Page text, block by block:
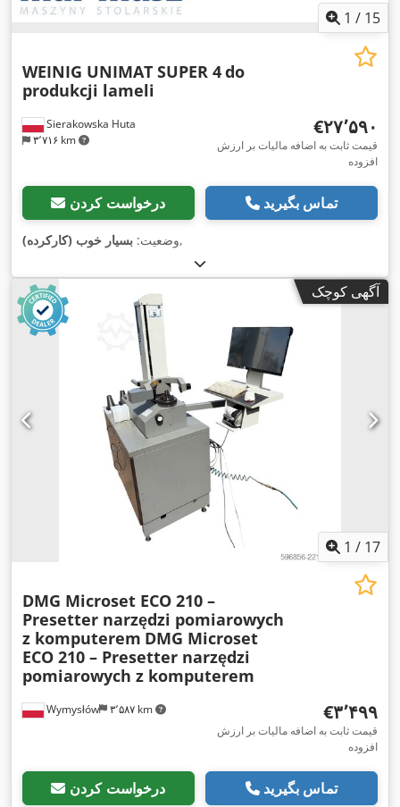
1 / 15
Sierakowska Huta
۳٬۷۱۶ km
WEINIG UNIMAT SUPER 4do
produkcji lameli
‎€۲۷٬۵۹۰
قیمت ثابت به اضافه مالیات بر ارزش
افزوده
درخواست کردن تماس بگیرید
وضعیت: بسیار خوب (کارکرده) ,
آگهی کوچک
1 / 17
Wymysłów ۳٬۵۸۷ km
DMG Microset ECO 210 –
Presetter narzędzi pomiarowych
z komputerem DMG Microset
ECO 210 – Presetter narzędzi
pomiarowych z komputerem
‎€۳٬۴۹۹
قیمت ثابت به اضافه مالیات بر ارزش
افزوده
درخواست کردن تماس بگیرید